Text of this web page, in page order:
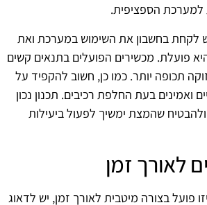
הספציפית.
לקחת בחשבון את השימוש במערכת ואת
פועלת. מכשירים הפועלים בתנאים קשים
תכופה יותר. כמו כן, חשוב להקפיד על
ואמינים בעת החלפת רכיבים. תכנון נכון
ולהבטיח שהמצת ימשיך לפעול ביעילות
לאורך זמן
פועל בצורה מיטבית לאורך זמן, יש לדאוג